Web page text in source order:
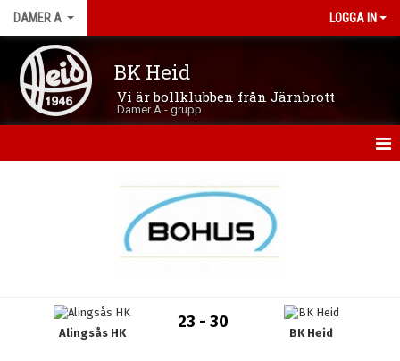
DAMER A LOGGA IN
BK Heid
Vi är bollklubben från Järnbrott
Damer A - grupp
TRUPPENAlingsås HK
23 - 30
BK Heid